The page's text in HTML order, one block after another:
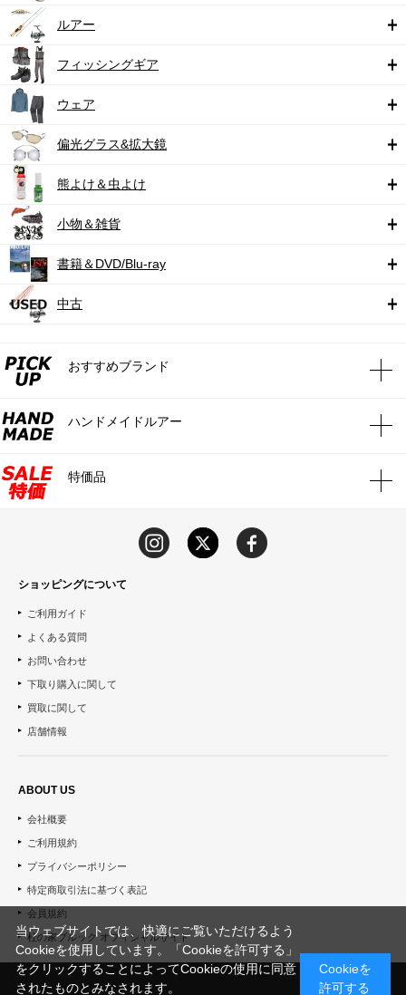
ルアー
フィッシングギア
ウェア
偏光グラス&拡大鏡
熊よけ＆虫よけ
小物＆雑貨
書籍＆DVD/Blu-ray
中古
おすすめブランド
ハンドメイドルアー
特価品
ショッピングについて
ご利用ガイド
よくある質問
お問い合わせ
下取り購入に関して
買取に関して
店舗情報
ABOUT US
会社概要
ご利用規約
プライバシーポリシー
特定商取引法に基づく表記
会員規約
杜の家ブルック オフィシャルサイト
当ウェブサイトでは、快適にご覧いただけるよう
Cookieを使用しています。「Cookieを許可する」
をクリックすることによってCookieの使用に同意
されたものとみなされます。
Cookieを
許可する